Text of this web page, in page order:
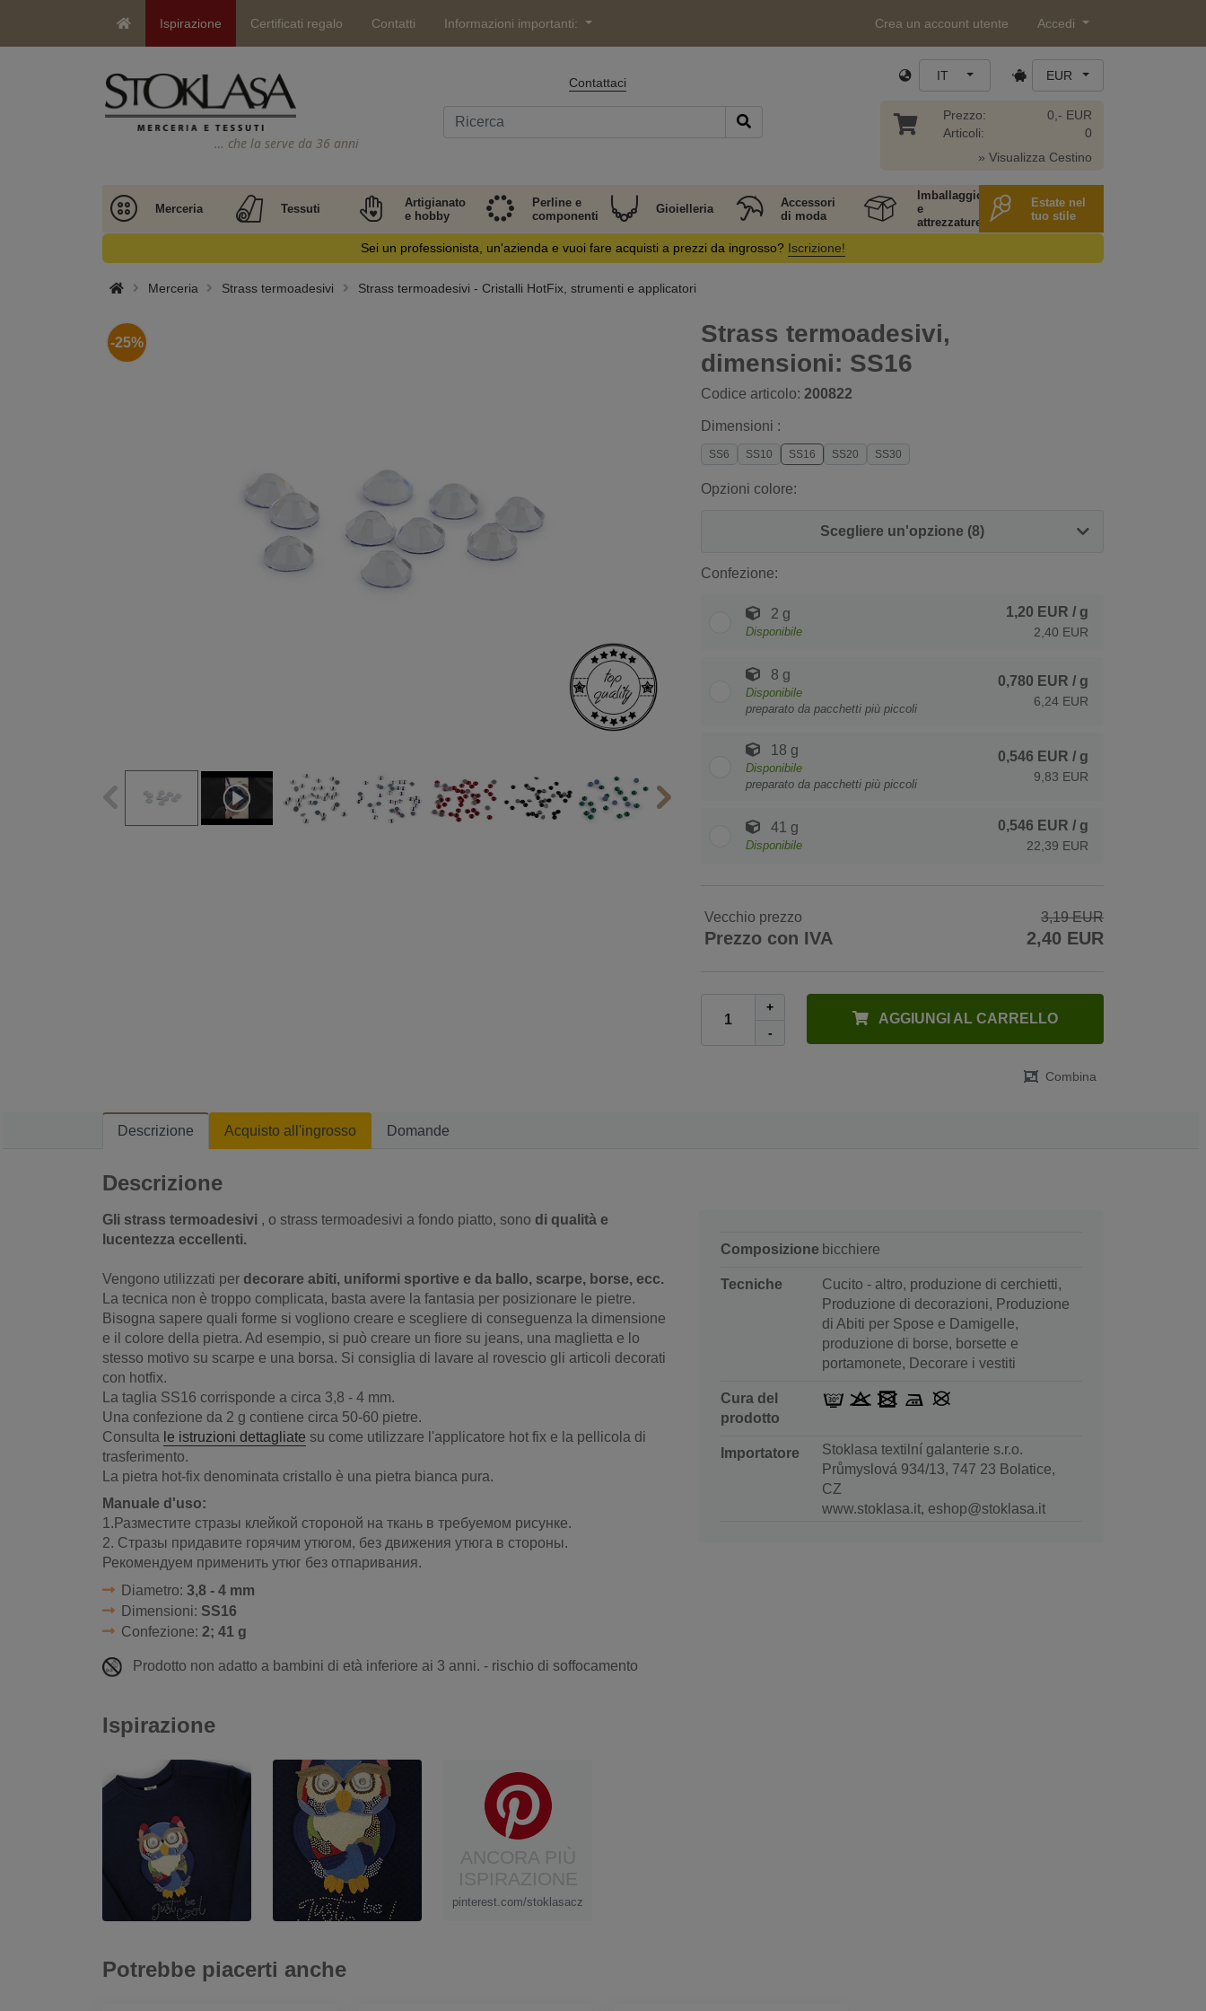
Ispirazione Certificati regalo Contatti Informazioni importanti: Crea un account utente Accedi
… che la serve da 36 anni
Contattaci IT EUR
Prezzo:
Articoli:
0,- EUR
0
» Visualizza Cestino
Merceria Tessuti
Artigianato
e hobby
Perline e
componenti
Gioielleria
Accessori
di moda
Imballaggio
e
attrezzature
Estate nel
tuo stile
Sei un professionista, un'azienda e vuoi fare acquisti a prezzi da ingrosso? Iscrizione!
Merceria Strass termoadesivi Strass termoadesivi - Cristalli HotFix, strumenti e applicatori
Strass termoadesivi,
dimensioni: SS16
Codice articolo: 200822
-25%
Dimensioni :
SS6 SS10 SS16 SS20 SS30
Opzioni colore:
Scegliere un'opzione (8)
Confezione:
2 g
Disponibile
1,20 EUR / g
2,40 EUR
8 g
Disponibile
preparato da pacchetti più piccoli
0,780 EUR / g
6,24 EUR
18 g
Disponibile
preparato da pacchetti più piccoli
0,546 EUR / g
9,83 EUR
41 g
Disponibile
0,546 EUR / g
22,39 EUR
Vecchio prezzo 3,19 EUR
Prezzo con IVA 2,40 EUR
+
-
AGGIUNGI AL CARRELLO
Combina
Descrizione Acquisto all'ingrosso Domande
Descrizione
Gli strass termoadesivi , o strass termoadesivi a fondo piatto, sono di qualità e
lucentezza eccellenti.
Vengono utilizzati per decorare abiti, uniformi sportive e da ballo, scarpe, borse, ecc.
La tecnica non è troppo complicata, basta avere la fantasia per posizionare le pietre.
Bisogna sapere quali forme si vogliono creare e scegliere di conseguenza la dimensione
e il colore della pietra. Ad esempio, si può creare un fiore su jeans, una maglietta e lo
stesso motivo su scarpe e una borsa. Si consiglia di lavare al rovescio gli articoli decorati
con hotfix.
La taglia SS16 corrisponde a circa 3,8 - 4 mm.
Una confezione da 2 g contiene circa 50-60 pietre.
Consulta le istruzioni dettagliate su come utilizzare l'applicatore hot fix e la pellicola di
trasferimento.
La pietra hot-fix denominata cristallo è una pietra bianca pura.
Manuale d'uso:
1.Разместите стразы клейкой стороной на ткань в требуемом рисунке.
2. Стразы придавите горячим утюгом, без движения утюга в стороны.
Рекомендуем применить утюг без отпаривания.
Diametro: 3,8 - 4 mm
Dimensioni: SS16
Confezione: 2; 41 g
Prodotto non adatto a bambini di età inferiore ai 3 anni. - rischio di soffocamento
Composizione bicchiere
Tecniche
Cucito - altro, produzione di cerchietti,
Produzione di decorazioni, Produzione
di Abiti per Spose e Damigelle,
produzione di borse, borsette e
portamonete, Decorare i vestiti
Cura del
prodotto
Importatore
Stoklasa textilní galanterie s.r.o.
Průmyslová 934/13, 747 23 Bolatice,
CZ
www.stoklasa.it, eshop@stoklasa.it
Ispirazione
pinterest.com/stoklasacz
Potrebbe piacerti anche